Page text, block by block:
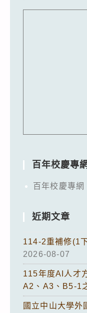
百年校慶專網
百年校慶專網
近期文章
114-2重補修(1
2026-08-07
115年度AI人才
A2、A3、B5-1
國立中山大學